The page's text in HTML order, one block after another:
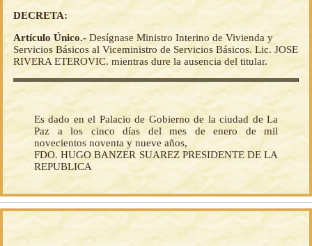
DECRETA:
Artículo Único.- Desígnase Ministro Interino de Vivienda y
Servicios Básicos al Viceministro de Servicios Básicos. Lic. JOSE
RIVERA ETEROVIC. mientras dure la ausencia del titular.
Es dado en el Palacio de Gobierno de la ciudad de La
Paz a los cinco días del mes de enero de mil
novecientos noventa y nueve años,
FDO. HUGO BANZER SUAREZ PRESIDENTE DE LA
REPUBLICA